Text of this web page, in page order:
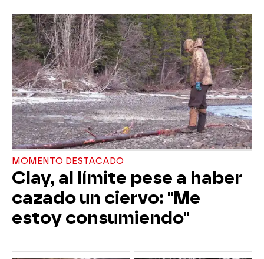
MOMENTO DESTACADO
Clay, al límite pese a haber
cazado un ciervo: "Me
estoy consumiendo"